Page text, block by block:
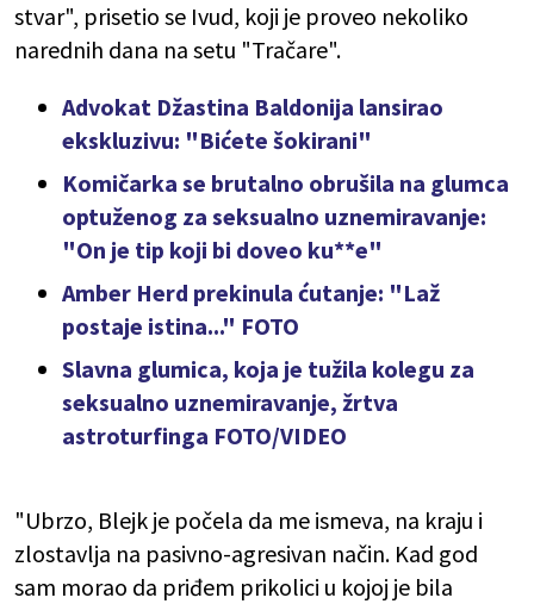
stvar", prisetio se Ivud, koji je proveo nekoliko
narednih dana na setu "Tračare".
Advokat Džastina Baldonija lansirao
ekskluzivu: "Bićete šokirani"
Komičarka se brutalno obrušila na glumca
optuženog za seksualno uznemiravanje:
"On je tip koji bi doveo ku**e"
Amber Herd prekinula ćutanje: "Laž
postaje istina..." FOTO
Slavna glumica, koja je tužila kolegu za
seksualno uznemiravanje, žrtva
astroturfinga FOTO/VIDEO
"Ubrzo, Blejk je počela da me ismeva, na kraju i
zlostavlja na pasivno-agresivan način. Kad god
sam morao da priđem prikolici u kojoj je bila